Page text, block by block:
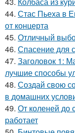
44. Стас Пьеха в
от концерта
45. Отличный
46. Спасение для
47. Заголовок 1:
лучшие способы
48. Создай свою
в домашних
49. От коленей до
работает